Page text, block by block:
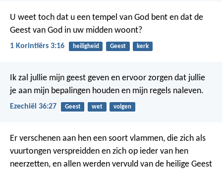
U weet toch dat u een tempel van God bent en dat de
Geest van God in uw midden woont?
1 Korintiërs 3:16 heiligheid Geest kerk
Ik zal jullie mijn geest geven en ervoor zorgen dat jullie
je aan mijn bepalingen houden en mijn regels naleven.
Ezechiël 36:27 Geest wet volgen
Er verschenen aan hen een soort vlammen, die zich als
vuurtongen verspreidden en zich op ieder van hen
neerzetten, en allen werden vervuld van de heilige Geest